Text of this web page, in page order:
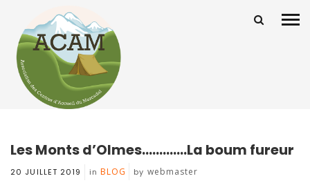
Les Monts d’Olmes………….La boum fureur
20 JUILLET 2019 in BLOG by webmaster